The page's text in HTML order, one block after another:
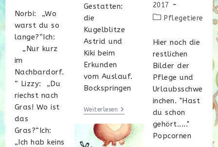
Norbi: „Wo
warst du so
lange?“Ich:
„Nur kurz
im
Nachbardorf.
“ Lizzy: „Du
riechst nach
Gras! Wo ist
das
Gras?“Ich:
„Ich hab keins
Gestatten:
die
Kugelblitze
Astrid und
Kiki beim
Erkunden
vom Auslauf.
Bockspringen
Weiterlesen Kugelblitze
2017
Beitrags-
Pflegetiere
Hier noch die
restlichen
Bilder der
Pflege und
Urlaubsschwe
inchen. "Hast
du schon
gehört....."
Popcornen